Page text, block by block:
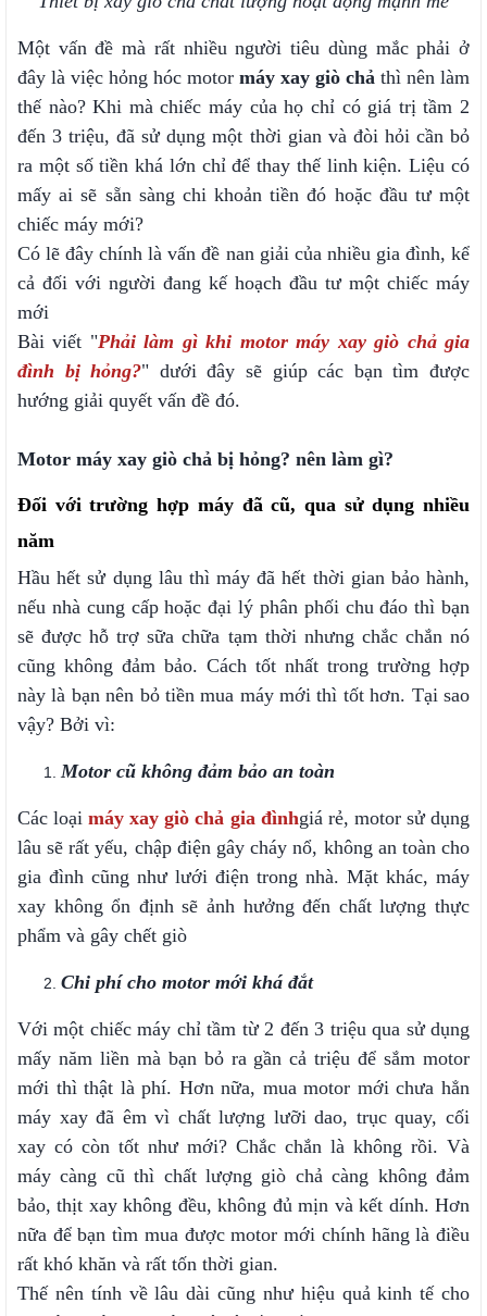
Một vấn đề mà rất nhiều người tiêu dùng mắc phải ở
đây là việc hỏng hóc motor máy xay giò chả thì nên làm
thế nào? Khi mà chiếc máy của họ chỉ có giá trị tầm 2
đến 3 triệu, đã sử dụng một thời gian và đòi hỏi cần bỏ
ra một số tiền khá lớn chỉ để thay thế linh kiện. Liệu có
mấy ai sẽ sẵn sàng chi khoản tiền đó hoặc đầu tư một
chiếc máy mới?
Có lẽ đây chính là vấn đề nan giải của nhiều gia đình, kể
cả đối với người đang kế hoạch đầu tư một chiếc máy
mới
Bài viết "Phải làm gì khi motor máy xay giò chả gia
đình bị hỏng?" dưới đây sẽ giúp các bạn tìm được
hướng giải quyết vấn đề đó.
Motor máy xay giò chả bị hỏng? nên làm gì?
Đối với trường hợp máy đã cũ, qua sử dụng nhiều
năm
Hầu hết sử dụng lâu thì máy đã hết thời gian bảo hành,
nếu nhà cung cấp hoặc đại lý phân phối chu đáo thì bạn
sẽ được hỗ trợ sữa chữa tạm thời nhưng chắc chắn nó
cũng không đảm bảo. Cách tốt nhất trong trường hợp
này là bạn nên bỏ tiền mua máy mới thì tốt hơn. Tại sao
vậy? Bởi vì:
Motor cũ không đảm bảo an toàn
Các loạimáy xay giò chả gia đìnhgiá rẻ, motor sử dụng
lâu sẽ rất yếu, chập điện gây cháy nổ, không an toàn cho
gia đình cũng như lưới điện trong nhà. Mặt khác, máy
xay không ổn định sẽ ảnh hưởng đến chất lượng thực
phẩm và gây chết giò
Chi phí cho motor mới khá đắt
Với một chiếc máy chỉ tầm từ 2 đến 3 triệu qua sử dụng
mấy năm liền mà bạn bỏ ra gần cả triệu để sắm motor
mới thì thật là phí. Hơn nữa, mua motor mới chưa hẳn
máy xay đã êm vì chất lượng lưỡi dao, trục quay, cối
xay có còn tốt như mới? Chắc chắn là không rồi. Và
máy càng cũ thì chất lượng giò chả càng không đảm
bảo, thịt xay không đều, không đủ mịn và kết dính. Hơn
nữa để bạn tìm mua được motor mới chính hãng là điều
rất khó khăn và rất tốn thời gian.
Thế nên tính về lâu dài cũng như hiệu quả kinh tế cho